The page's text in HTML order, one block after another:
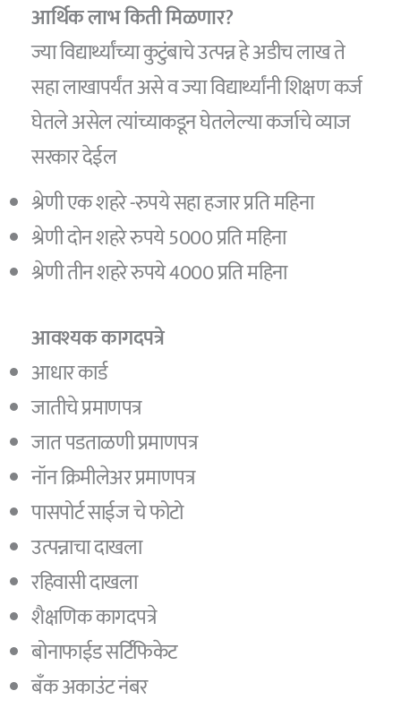
आर्थिक लाभ किती मिळणार?
ज्या विद्यार्थ्यांच्या कुटुंबाचे उत्पन्न हे अडीच लाख ते
सहा लाखापर्यंत असे व ज्या विद्यार्थ्यांनी शिक्षण कर्ज
घेतले असेल त्यांच्याकडून घेतलेल्या कर्जाचे व्याज
सरकार देईल
श्रेणी एक शहरे -रुपये सहा हजार प्रति महिना
श्रेणी दोन शहरे रुपये 5000 प्रति महिना
श्रेणी तीन शहरे रुपये 4000 प्रति महिना
आवश्यक कागदपत्रे
आधार कार्ड
जातीचे प्रमाणपत्र
जात पडताळणी प्रमाणपत्र
नॉन क्रिमीलेअर प्रमाणपत्र
पासपोर्ट साईज चे फोटो
उत्पन्नाचा दाखला
रहिवासी दाखला
शैक्षणिक कागदपत्रे
बोनाफाईड सर्टिफिकेट
बँक अकाउंट नंबर